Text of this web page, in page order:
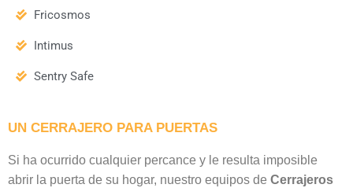
Fricosmos
Intimus
Sentry Safe
UN CERRAJERO PARA PUERTAS
Si ha ocurrido cualquier percance y le resulta imposible
abrir la puerta de su hogar, nuestro equipos de Cerrajeros